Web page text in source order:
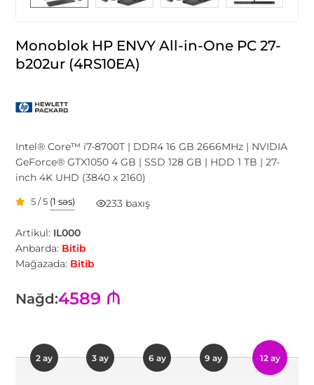
Monoblok HP ENVY All-in-One PC 27-
b202ur (4RS10EA)
Intel® Core™ i7-8700T | DDR4 16 GB 2666MHz | NVIDIA
GeForce® GTX1050 4 GB | SSD 128 GB | HDD 1 TB | 27-
inch 4K UHD (3840 x 2160)
5 / 5 (1 səs) 233 baxış
Artikul: IL000
Anbarda: Bitib
Mağazada: Bitib
Nağd:4589 ₼
2 ay 3 ay 6 ay 9 ay 12 ay